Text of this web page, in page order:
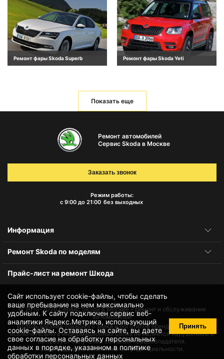
Ремонт фары Skoda Superb Ремонт фары Skoda Yeti
Показать еще
Сайт использует cookie-файлы, чтобы сделать
ваше пребывание на нем максимально
удобным. К cайту подключен сервис веб-
аналитики Яндекс.Метрика, использующий
cookie-файлы. Оставаясь на сайте, вы даете
своесогласие на обработку персональных
данных в порядке, указанном в политике
обработки персональных данных
Принять
Ремонт автомобилей
Сервис Skoda в Москве
Режим работы:
с 9:00 до 21:00 без выходных
Заказать звонок
Информация
Ремонт Skoda по моделям
Прайс-лист на ремонт Шкода
© 2010-2026Сервис Skoda в Москве – ремонт и обслуживание
автомобилей
Использование товарного знака и логотипов бренда происходит
исключительно в информационных целях не является нарушением и
не требует получения согласия правообладателя.
Защита данных и политика конфиденциальности.